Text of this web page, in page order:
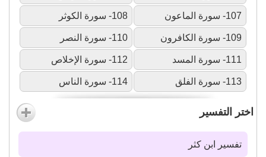
107- سورة الماعون 108- سورة الكوثر
109- سورة الكافرون 110- سورة النصر
111- سورة المسد 112- سورة الإخلاص
113- سورة الفلق 114- سورة الناس
اختر التفسير
تفسير ابن كثر